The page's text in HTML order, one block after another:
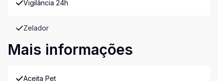
Vigilância 24h
Zelador
Mais informações
Aceita Pet